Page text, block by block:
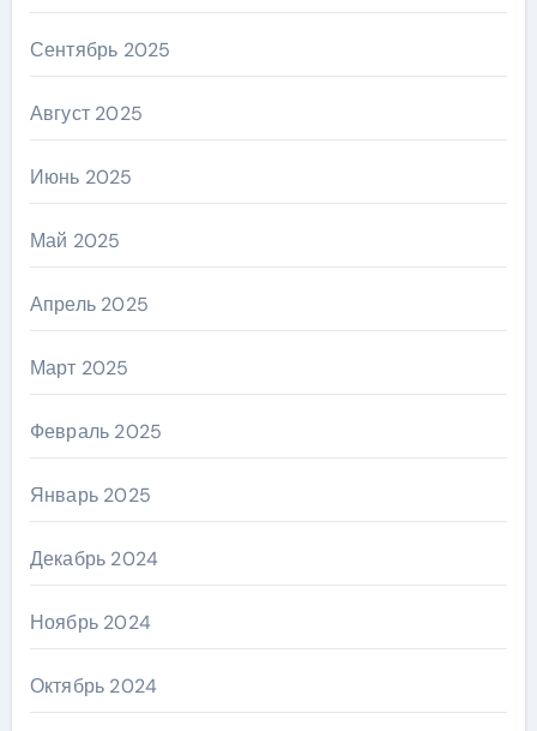
Сентябрь 2025
Август 2025
Июнь 2025
Май 2025
Апрель 2025
Март 2025
Февраль 2025
Январь 2025
Декабрь 2024
Ноябрь 2024
Октябрь 2024